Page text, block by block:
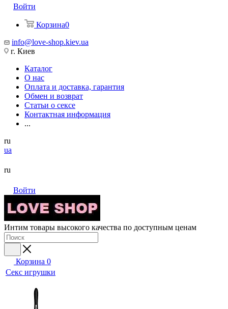
Войти
Корзина0
info@love-shop.kiev.ua
г. Киев
Каталог
О нас
Оплата и доставка, гарантия
Обмен и возврат
Статьи о сексе
Контактная информация
...
ru
ua
ru
Войти
Интим товары высокого качества по доступным ценам
Корзина 0
Секс игрушки